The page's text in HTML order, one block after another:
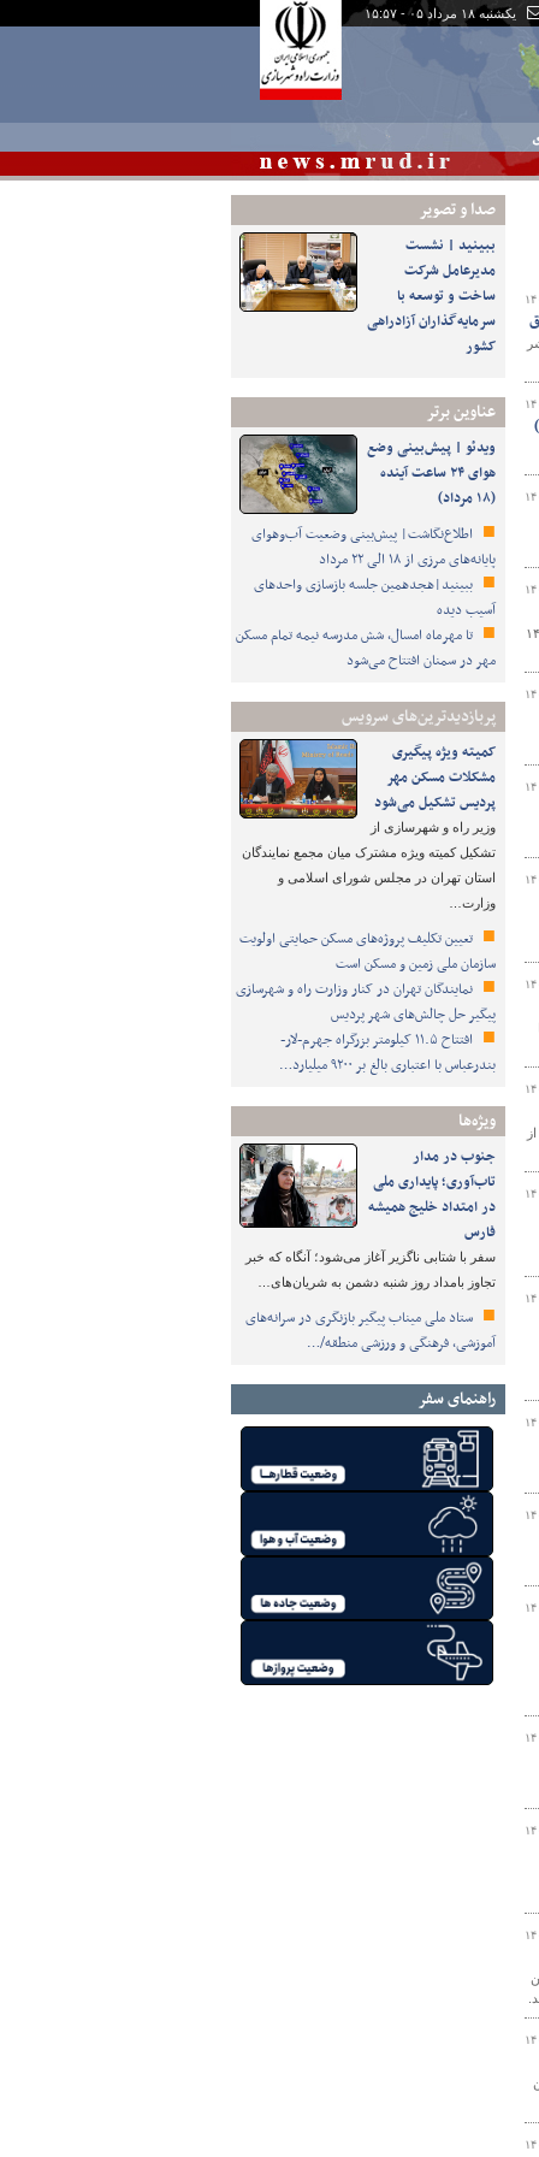
یکشنبه ۱۸ مرداد ۰۵ - ۱۵:۵۷
صدا و تصوير
ببینید | نشست
مدیرعامل شرکت
ساخت و توسعه با
سرمایه‌گذاران آزادراهی
کشور
عناوین برتر
ویدئو | پیش‌بینی وضع
هوای ۲۴ ساعت آینده
(۱۸ مرداد)
اطلاع‌نگاشت| پیش‌بینی وضعیت آب‌وهوای
پایانه‌های مرزی از ۱۸ الی ۲۲ مرداد
ببینید|هجدهمین جلسه بازسازی واحدهای
آسیب دیده
تا مهرماه امسال، شش مدرسه نیمه تمام مسکن
مهر در سمنان افتتاح می‌شود
پربازدیدترین‌های سرویس
کمیته ویژه پیگیری
مشکلات مسکن مهر
پردیس تشکیل می‌شود
وزیر راه و شهرسازی از
تشکیل کمیته ویژه مشترک میان مجمع نمایندگان
استان تهران در مجلس شورای اسلامی و
وزارت…
تعیین تکلیف پروژه‌های مسکن حمایتی اولویت
سازمان ملی زمین و مسکن است
نمایندگان تهران در کنار وزارت راه و شهرسازی
پیگیر حل چالش‌های شهر پردیس
افتتاح ۱۱.۵ کیلومتر بزرگراه جهرم-لار-
بندرعباس با اعتباری بالغ بر ۹۲۰۰ میلیارد…
ویژه‌ها
جنوب در مدار
تاب‌آوری؛ پایداری ملی
در امتداد خلیج همیشه
فارس
سفر با شتابی ناگزیر آغاز می‌شود؛ آنگاه که خبر
تجاوز بامداد روز شنبه دشمن به شریان‌های…
ستاد ملی میناب پیگیر بازنگری در سرانه‌های
آموزشی، فرهنگی و ورزشی منطقه/…
راهنمای سفر
تردد در محورهای جنوب استان در سال ۱۴۰۲
بیش از